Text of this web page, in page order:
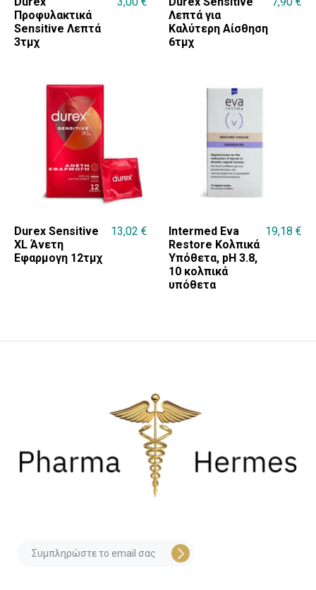
Προφυλακτικά
Sensitive Λεπτά
3τμχ
Λεπτά για
Καλύτερη Αίσθηση
6τμχ
Durex Sensitive
XL Άνετη
Εφαρμογη 12τμχ
13,02 €
Intermed Eva
Restore Κολπικά
Υπόθετα, pH 3.8,
10 κολπικά
υπόθετα
19,18 €